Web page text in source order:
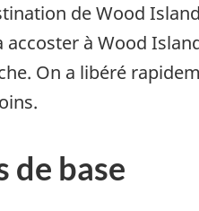
de Wood
accoster à Wood
On a libéré
de base